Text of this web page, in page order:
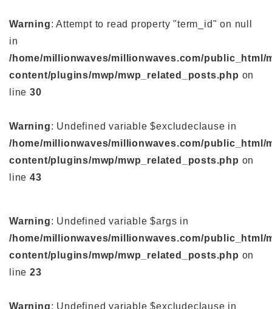
Warning: Attempt to read property "term_id" on null
in
/home/millionwaves/millionwaves.com/public_html/
content/plugins/mwp/mwp_related_posts.php on
line 30
Warning: Undefined variable $excludeclause in
/home/millionwaves/millionwaves.com/public_html/
content/plugins/mwp/mwp_related_posts.php on
line 43
Warning: Undefined variable $args in
/home/millionwaves/millionwaves.com/public_html/
content/plugins/mwp/mwp_related_posts.php on
line 23
Warning: Undefined variable $excludeclause in